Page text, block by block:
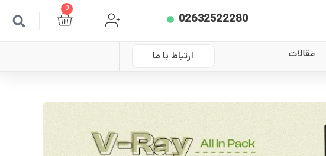
02632522280
0
مقالات
ارتباط با ما